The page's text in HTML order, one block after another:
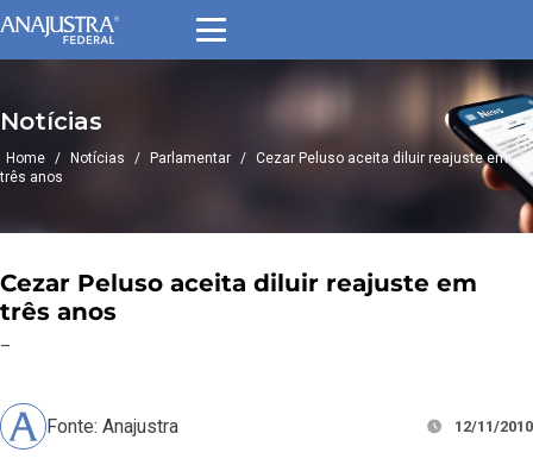
Notícias
Home / Notícias / Parlamentar / Cezar Peluso aceita diluir reajuste em
três anos
Cezar Peluso aceita diluir reajuste em
três anos
–
Fonte: Anajustra 12/11/2010